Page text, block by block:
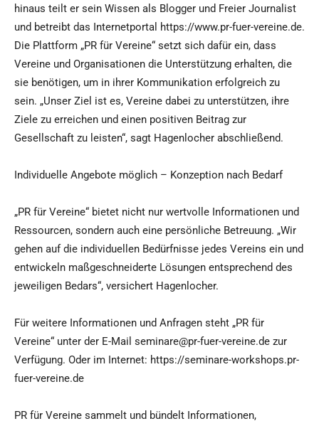
hinaus teilt er sein Wissen als Blogger und Freier Journalist
und betreibt das Internetportal https://www.pr-fuer-vereine.de.
Die Plattform „PR für Vereine“ setzt sich dafür ein, dass
Vereine und Organisationen die Unterstützung erhalten, die
sie benötigen, um in ihrer Kommunikation erfolgreich zu
sein. „Unser Ziel ist es, Vereine dabei zu unterstützen, ihre
Ziele zu erreichen und einen positiven Beitrag zur
Gesellschaft zu leisten“, sagt Hagenlocher abschließend.
Individuelle Angebote möglich – Konzeption nach Bedarf
„PR für Vereine“ bietet nicht nur wertvolle Informationen und
Ressourcen, sondern auch eine persönliche Betreuung. „Wir
gehen auf die individuellen Bedürfnisse jedes Vereins ein und
entwickeln maßgeschneiderte Lösungen entsprechend des
jeweiligen Bedars“, versichert Hagenlocher.
Für weitere Informationen und Anfragen steht „PR für
Vereine“ unter der E-Mail seminare@pr-fuer-vereine.de zur
Verfügung. Oder im Internet: https://seminare-workshops.pr-
fuer-vereine.de
PR für Vereine sammelt und bündelt Informationen,